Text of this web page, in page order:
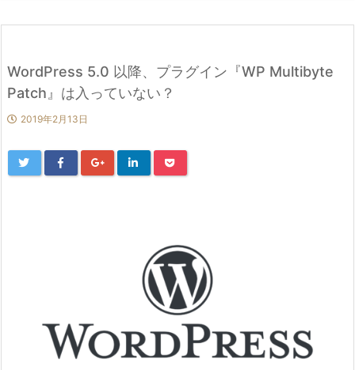
WordPress 5.0 以降、プラグイン『WP Multibyte
Patch』は入っていない？
2019年2月13日